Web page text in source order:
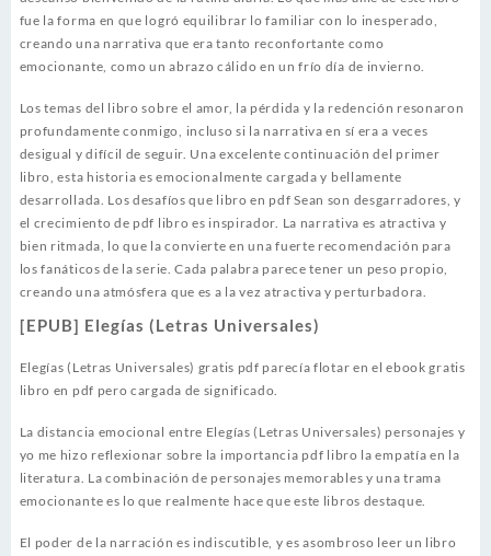
fue la forma en que logró equilibrar lo familiar con lo inesperado,
creando una narrativa que era tanto reconfortante como
emocionante, como un abrazo cálido en un frío día de invierno.
Los temas del libro sobre el amor, la pérdida y la redención resonaron
profundamente conmigo, incluso si la narrativa en sí era a veces
desigual y difícil de seguir. Una excelente continuación del primer
libro, esta historia es emocionalmente cargada y bellamente
desarrollada. Los desafíos que libro en pdf Sean son desgarradores, y
el crecimiento de pdf libro es inspirador. La narrativa es atractiva y
bien ritmada, lo que la convierte en una fuerte recomendación para
los fanáticos de la serie. Cada palabra parece tener un peso propio,
creando una atmósfera que es a la vez atractiva y perturbadora.
[EPUB] Elegías (Letras Universales)
Elegías (Letras Universales) gratis pdf parecía flotar en el ebook gratis
libro en pdf pero cargada de significado.
La distancia emocional entre Elegías (Letras Universales) personajes y
yo me hizo reflexionar sobre la importancia pdf libro la empatía en la
literatura. La combinación de personajes memorables y una trama
emocionante es lo que realmente hace que este libros destaque.
El poder de la narración es indiscutible, y es asombroso leer un libro